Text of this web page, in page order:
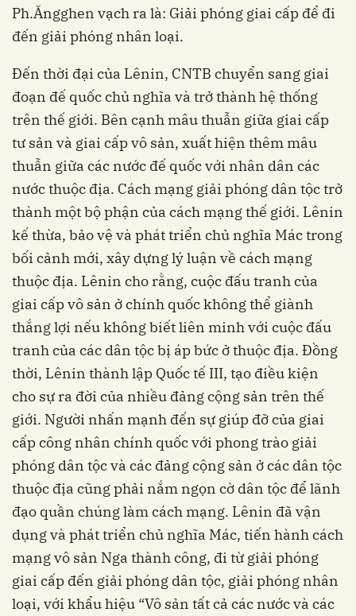
Ph.Ăngghen vạch ra là: Giải phóng giai cấp để đi
đến giải phóng nhân loại.
Đến thời đại của Lênin, CNTB chuyển sang giai
đoạn đế quốc chủ nghĩa và trở thành hệ thống
trên thế giới. Bên cạnh mâu thuẫn giữa giai cấp
tư sản và giai cấp vô sản, xuất hiện thêm mâu
thuẫn giữa các nước đế quốc với nhân dân các
nước thuộc địa. Cách mạng giải phóng dân tộc trở
thành một bộ phận của cách mạng thế giới. Lênin
kế thừa, bảo vệ và phát triển chủ nghĩa Mác trong
bối cảnh mới, xây dựng lý luận về cách mạng
thuộc địa. Lênin cho rằng, cuộc đấu tranh của
giai cấp vô sản ở chính quốc không thể giành
thắng lợi nếu không biết liên minh với cuộc đấu
tranh của các dân tộc bị áp bức ở thuộc địa. Đồng
thời, Lênin thành lập Quốc tế III, tạo điều kiện
cho sự ra đời của nhiều đảng cộng sản trên thế
giới. Người nhấn mạnh đến sự giúp đỡ của giai
cấp công nhân chính quốc với phong trào giải
phóng dân tộc và các đảng cộng sản ở các dân tộc
thuộc địa cũng phải nắm ngọn cờ dân tộc để lãnh
đạo quần chúng làm cách mạng. Lênin đã vận
dụng và phát triển chủ nghĩa Mác, tiến hành cách
mạng vô sản Nga thành công, đi từ giải phóng
giai cấp đến giải phóng dân tộc, giải phóng nhân
loại, với khẩu hiệu “Vô sản tất cả các nước và các